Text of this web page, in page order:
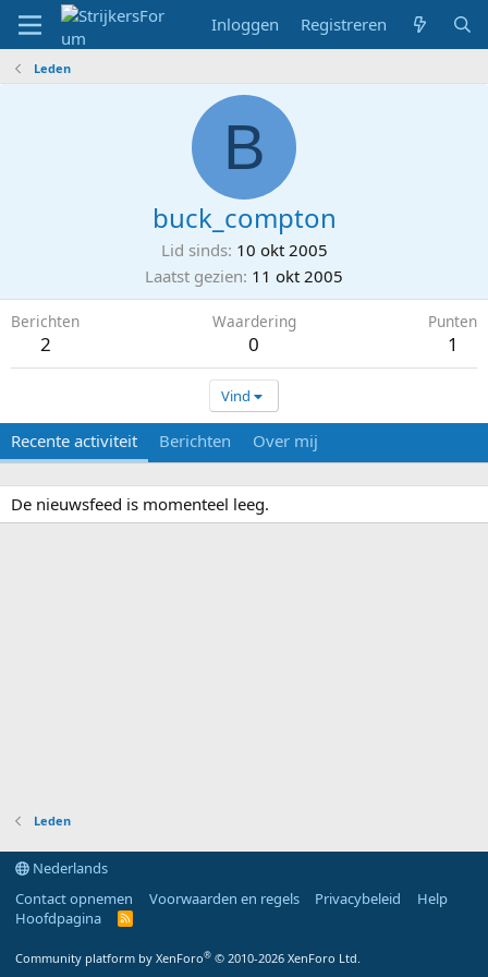
Inloggen Registreren
Leden
B
buck_compton
Lid sinds 10 okt 2005
Laatst gezien 11 okt 2005
Berichten
2
Waardering
0
Punten
1
Vind
Recente activiteit Berichten Over mij
De nieuwsfeed is momenteel leeg.
Leden
Nederlands
Contact opnemen
Voorwaarden en regels Privacybeleid
Help
Hoofdpagina
R
Community platform by XenForo® © 2010-2026 XenForo Ltd.